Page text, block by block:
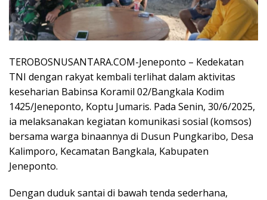
TEROBOSNUSANTARA.COM-Jeneponto – Kedekatan
TNI dengan rakyat kembali terlihat dalam aktivitas
keseharian Babinsa Koramil 02/Bangkala Kodim
1425/Jeneponto, Koptu Jumaris. Pada Senin, 30/6/2025,
ia melaksanakan kegiatan komunikasi sosial (komsos)
bersama warga binaannya di Dusun Pungkaribo, Desa
Kalimporo, Kecamatan Bangkala, Kabupaten
Jeneponto.
Dengan duduk santai di bawah tenda sederhana,